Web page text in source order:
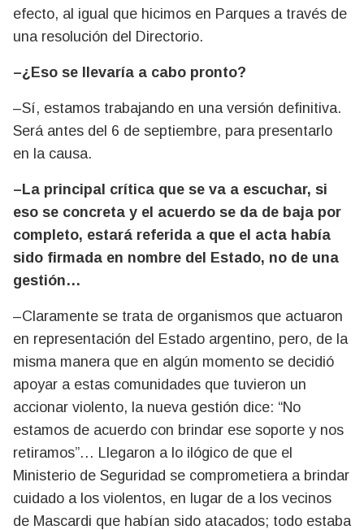
efecto, al igual que hicimos en Parques a través de
una resolución del Directorio.
–¿Eso se llevaría a cabo pronto?
–Sí, estamos trabajando en una versión definitiva.
Será antes del 6 de septiembre, para presentarlo
en la causa.
–La principal crítica que se va a escuchar, si
eso se concreta y el acuerdo se da de baja por
completo, estará referida a que el acta había
sido firmada en nombre del Estado, no de una
gestión…
–Claramente se trata de organismos que actuaron
en representación del Estado argentino, pero, de la
misma manera que en algún momento se decidió
apoyar a estas comunidades que tuvieron un
accionar violento, la nueva gestión dice: “No
estamos de acuerdo con brindar ese soporte y nos
retiramos”… Llegaron a lo ilógico de que el
Ministerio de Seguridad se comprometiera a brindar
cuidado a los violentos, en lugar de a los vecinos
de Mascardi que habían sido atacados; todo estaba